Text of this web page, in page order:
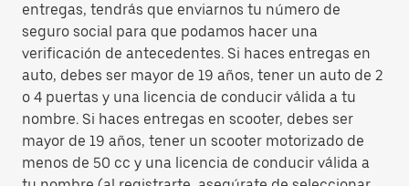
entregas, tendrás que enviarnos tu número de
seguro social para que podamos hacer una
verificación de antecedentes. Si haces entregas en
auto, debes ser mayor de 19 años, tener un auto de 2
o 4 puertas y una licencia de conducir válida a tu
nombre. Si haces entregas en scooter, debes ser
mayor de 19 años, tener un scooter motorizado de
menos de 50 cc y una licencia de conducir válida a